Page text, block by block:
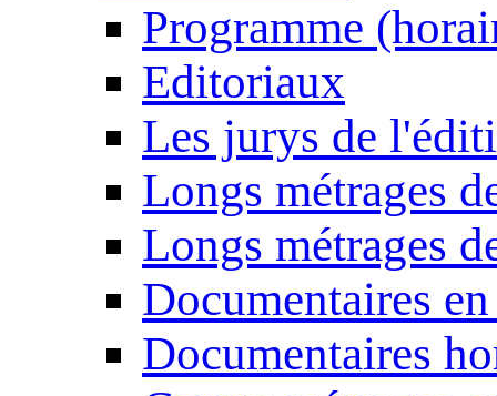
Programme
Editoriaux
Les jurys de
Longs métrages
Longs métrages
Documentaires
Documentaires